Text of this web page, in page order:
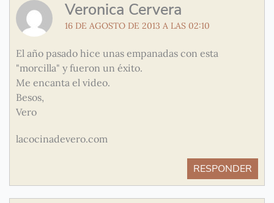
Veronica Cervera
16 DE AGOSTO DE 2013 A LAS 02:10
El año pasado hice unas empanadas con esta
"morcilla" y fueron un éxito.
Me encanta el video.
Besos,
Vero
lacocinadevero.com
RESPONDER